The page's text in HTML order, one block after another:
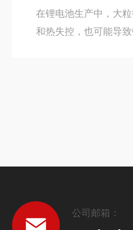
在锂电池生产中，大
和热失控，也可能导
短板：一、无法在线
公司邮箱：